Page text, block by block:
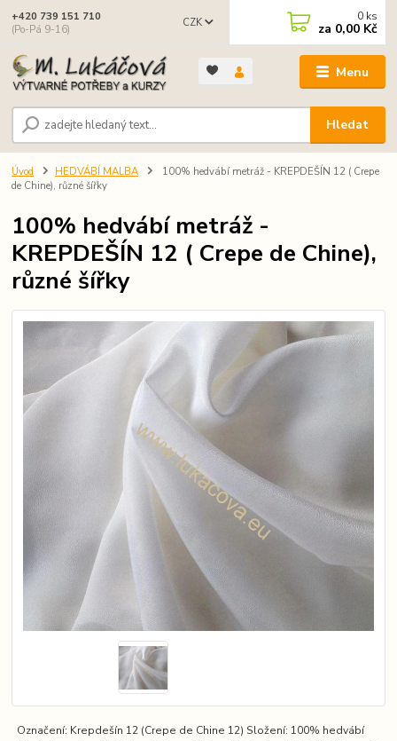
Menu
CZK
Hledat
+420 739 151 710
(Po-Pá 9-16)
0 ks
za 0,00 Kč
Úvod HEDVÁBÍ MALBA
100% hedvábí metráž - KREPDEŠÍN 12 ( Crepe
de Chine), různé šířky
100% hedvábí metráž -
KREPDEŠÍN 12 ( Crepe de Chine),
různé šířky
Označení: Krepdešín 12 (Crepe de Chine 12) Složení: 100% hedvábí